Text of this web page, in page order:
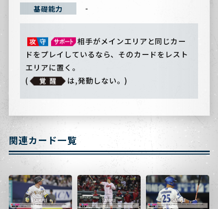
基礎能力
-
相手がメインエリアと同じカー
ドをプレイしているなら、そのカードをレスト
エリアに置く。
(
は,発動しない。)
関連カード一覧